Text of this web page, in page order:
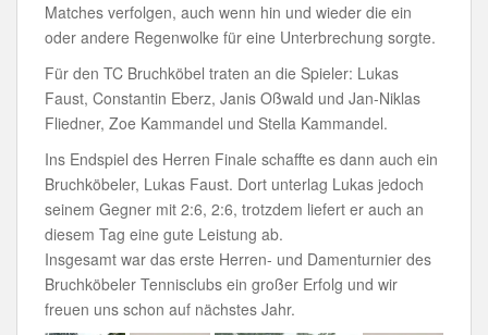
Matches verfolgen, auch wenn hin und wieder die ein
oder andere Regenwolke für eine Unterbrechung sorgte.
Für den TC Bruchköbel traten an die Spieler: Lukas
Faust, Constantin Eberz, Janis Oßwald und Jan-Niklas
Fliedner, Zoe Kammandel und Stella Kammandel.
Ins Endspiel des Herren Finale schaffte es dann auch ein
Bruchköbeler, Lukas Faust. Dort unterlag Lukas jedoch
seinem Gegner mit 2:6, 2:6, trotzdem liefert er auch an
diesem Tag eine gute Leistung ab.
Insgesamt war das erste Herren- und Damenturnier des
Bruchköbeler Tennisclubs ein großer Erfolg und wir
freuen uns schon auf nächstes Jahr.